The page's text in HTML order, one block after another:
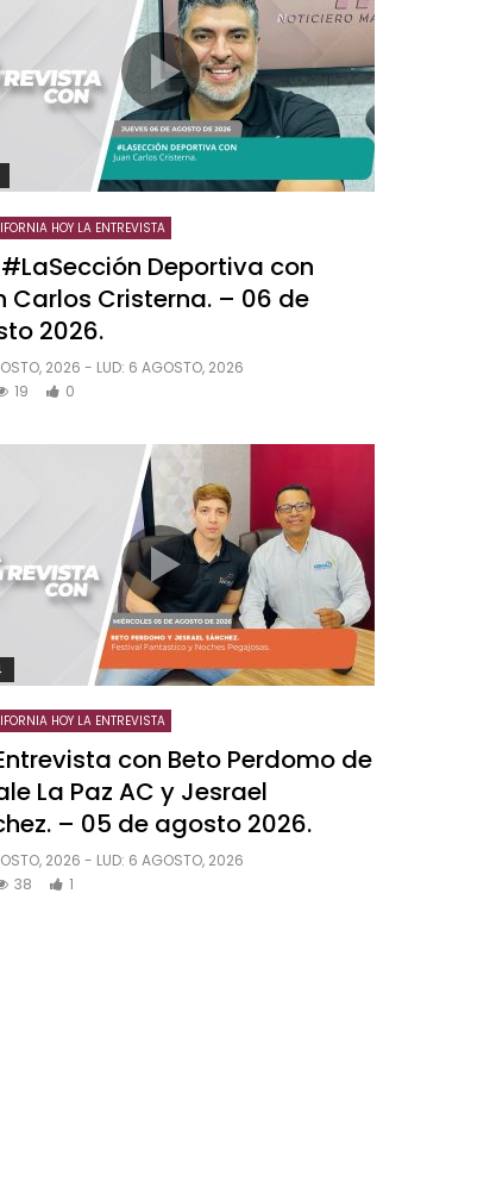
HOY LA ENTREVISTA
#LaSección Deportiva con
Carlos Cristerna. – 06 de
2026.
2026 - LUD: 6 AGOSTO, 2026
19 0
HOY LA ENTREVISTA
con Beto Perdomo de
La Paz AC y Jesrael
– 05 de agosto 2026.
2026 - LUD: 6 AGOSTO, 2026
38 1